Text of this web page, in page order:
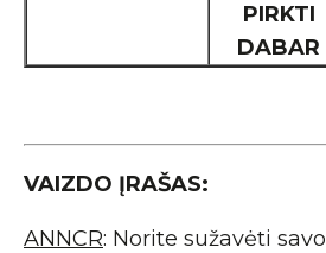
PIRKTI
DABAR
VAIZDO ĮRAŠAS:
ANNCR: Norite sužavėti